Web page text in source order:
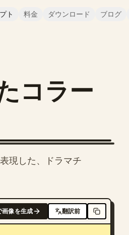
ト 料金 ダウンロード ブログ
コラー
現した、ドラマチ
像を生成 翻訳前